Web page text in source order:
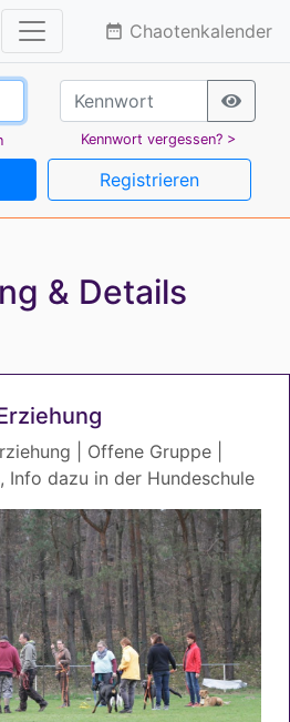
date_range Chaotenkalender
Kennwort vergessen? >
Registrieren
& Details
| Offene Gruppe |
Info dazu in der Hundeschule